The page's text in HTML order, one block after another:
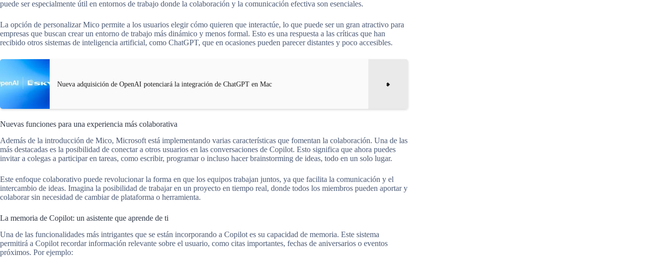
puede ser especialmente útil en entornos de trabajo donde la colaboración y la comunicación efectiva son esenciales.
La opción de personalizar Mico permite a los usuarios elegir cómo quieren que interactúe, lo que puede ser un gran atractivo para
empresas que buscan crear un entorno de trabajo más dinámico y menos formal. Esto es una respuesta a las críticas que han
recibido otros sistemas de inteligencia artificial, como ChatGPT, que en ocasiones pueden parecer distantes y poco accesibles.
Nueva adquisición de OpenAI potenciará la integración de ChatGPT en Mac
Nuevas funciones para una experiencia más colaborativa
Además de la introducción de Mico, Microsoft está implementando varias características que fomentan la colaboración. Una de las
más destacadas es la posibilidad de conectar a otros usuarios en las conversaciones de Copilot. Esto significa que ahora puedes
invitar a colegas a participar en tareas, como escribir, programar o incluso hacer brainstorming de ideas, todo en un solo lugar.
Este enfoque colaborativo puede revolucionar la forma en que los equipos trabajan juntos, ya que facilita la comunicación y el
intercambio de ideas. Imagina la posibilidad de trabajar en un proyecto en tiempo real, donde todos los miembros pueden aportar y
colaborar sin necesidad de cambiar de plataforma o herramienta.
La memoria de Copilot: un asistente que aprende de ti
Una de las funcionalidades más intrigantes que se están incorporando a Copilot es su capacidad de memoria. Este sistema
permitirá a Copilot recordar información relevante sobre el usuario, como citas importantes, fechas de aniversarios o eventos
próximos. Por ejemplo: